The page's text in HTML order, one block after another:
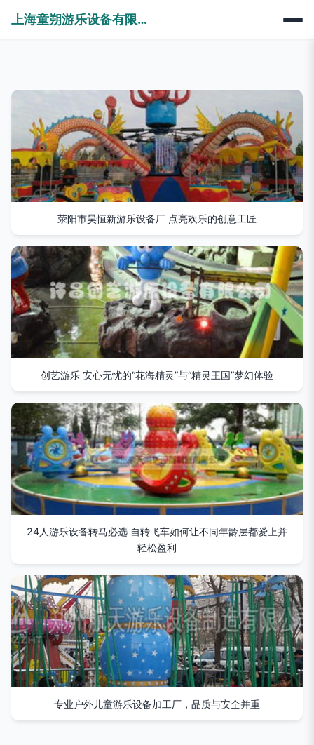
上海童朔游乐设备有限公司
荥阳市昊恒新游乐设备厂 点亮欢乐的创意工匠
创艺游乐 安心无忧的“花海精灵”与“精灵王国”梦幻体验
24人游乐设备转马必选 自转飞车如何让不同年龄层都爱上并
轻松盈利
专业户外儿童游乐设备加工厂，品质与安全并重